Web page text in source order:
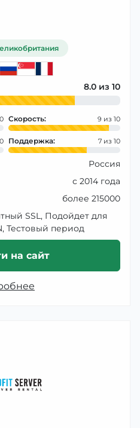
8.0
Скорость: 9
Поддержка: 7
Россия
с 2014 года
более 215000
SSL, Подойдет для
Тестовый период
на сайт